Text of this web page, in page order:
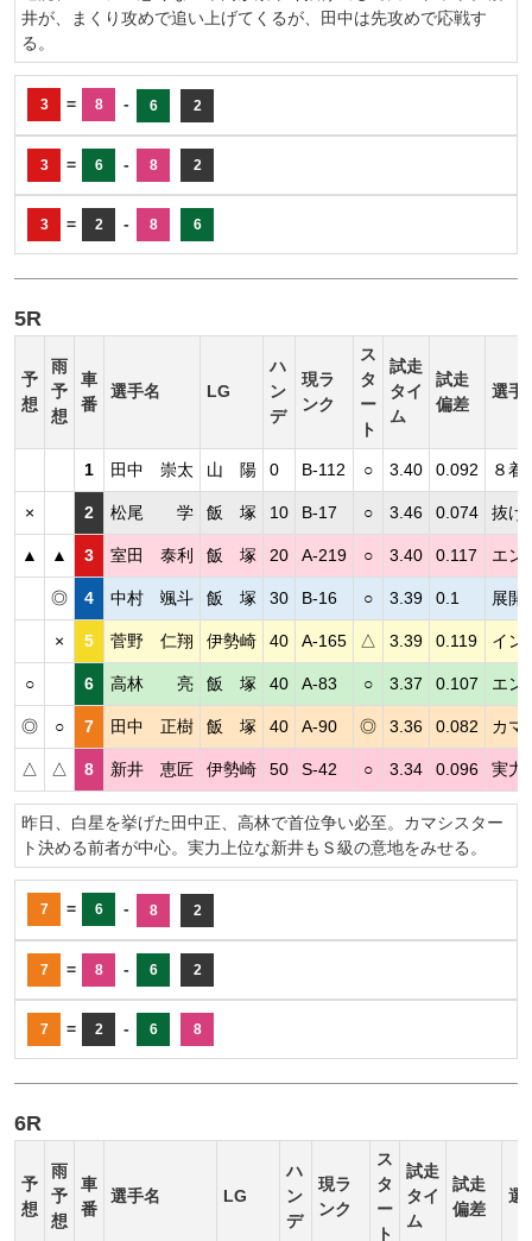
井が、まくり攻めで追い上げてくるが、田中は先攻めで応戦す
る。
3 = 8 - 6 2
3 = 6 - 8 2
3 = 2 - 8 6
5R
予
想
雨
予
想
車
番
選手名 LG
ハ
ン
デ
現ラ
ンク
ス
タ
ー
ト
試走
タイ
ム
試走
偏差
選手
1 田中 崇太 山 陽 0 B-112 ○ 3.40 0.092 ８着
× 2 松尾 学 飯 塚 10 B-17 ○ 3.46 0.074 抜け
▲ ▲ 3 室田 泰利 飯 塚 20 A-219 ○ 3.40 0.117 エン
◎ 4 中村 颯斗 飯 塚 30 B-16 ○ 3.39 0.1 展開
× 5 菅野 仁翔 伊勢崎 40 A-165 △ 3.39 0.119 イン
○ 6 高林 亮 飯 塚 40 A-83 ○ 3.37 0.107 エン
◎ ○ 7 田中 正樹 飯 塚 40 A-90 ◎ 3.36 0.082 カマ
△ △ 8 新井 恵匠 伊勢崎 50 S-42 ○ 3.34 0.096 実力
昨日、白星を挙げた田中正、高林で首位争い必至。カマシスター
ト決める前者が中心。実力上位な新井もＳ級の意地をみせる。
7 = 6 - 8 2
7 = 8 - 6 2
7 = 2 - 6 8
6R
予
想
雨
予
想
車
番
選手名 LG
ハ
ン
デ
現ラ
ンク
ス
タ
ー
ト
試走
タイ
ム
試走
偏差
選